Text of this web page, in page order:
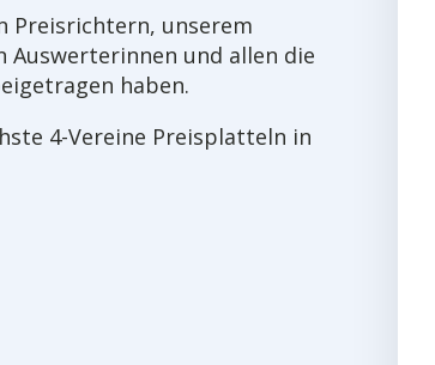
Preisrichtern, unserem
Auswerterinnen und allen die
haben.
4-Vereine Preisplatteln in